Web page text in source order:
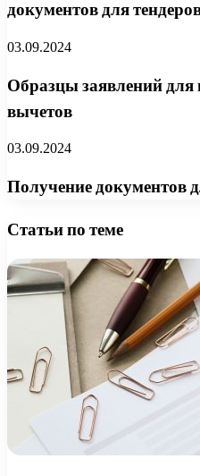
документов для
03.09.2024
Образцы заявлений
вычетов
03.09.2024
Получение документов
Статьи по теме